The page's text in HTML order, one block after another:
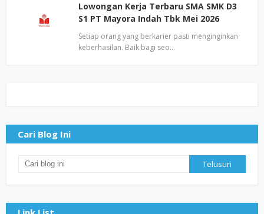
Lowongan Kerja Terbaru SMA SMK D3
S1 PT Mayora Indah Tbk Mei 2026
Setiap orang yang berkarier pasti menginginkan
keberhasilan. Baik bagi seo…
Cari Blog Ini